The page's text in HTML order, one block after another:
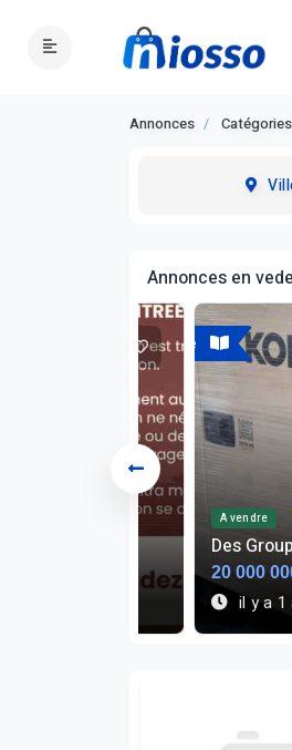
Annonces Catégories
Annonces en
A vendre
A vendre
Des
20 000
il y a 1